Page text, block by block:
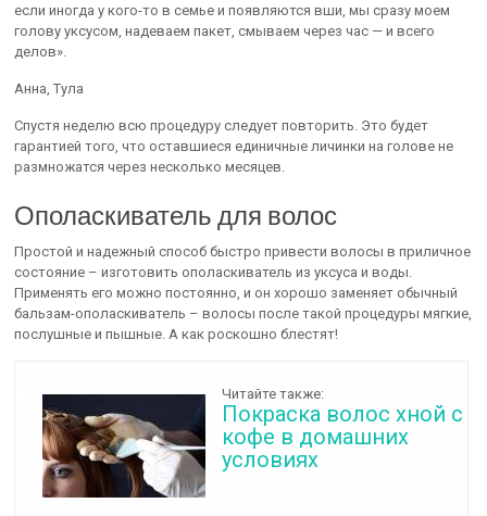
если иногда у кого-то в семье и появляются вши, мы сразу моем
голову уксусом, надеваем пакет, смываем через час — и всего
делов».
Анна, Тула
Спустя неделю всю процедуру следует повторить. Это будет
гарантией того, что оставшиеся единичные личинки на голове не
размножатся через несколько месяцев.
Ополаскиватель для волос
Простой и надежный способ быстро привести волосы в приличное
состояние – изготовить ополаскиватель из уксуса и воды.
Применять его можно постоянно, и он хорошо заменяет обычный
бальзам-ополаскиватель – волосы после такой процедуры мягкие,
послушные и пышные. А как роскошно блестят!
Читайте также:
Покраска волос хной с
кофе в домашних
условиях